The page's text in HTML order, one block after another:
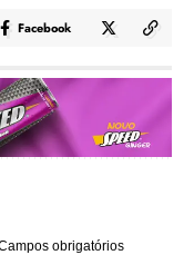
Facebook
obrigatórios